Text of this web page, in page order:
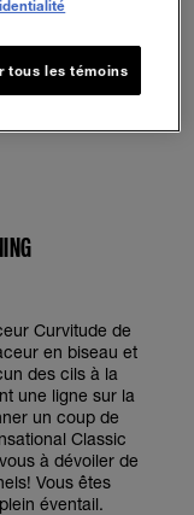
remplir tous
valeur la ligne
Cela
tout.
Curvitude de
en biseau et
des cils à la
une ligne sur la
un coup de
Classic
à dévoiler de
Vous êtes
éventail.
tous les témoins